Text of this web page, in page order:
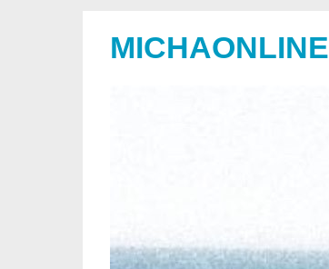
MICHAONLINE